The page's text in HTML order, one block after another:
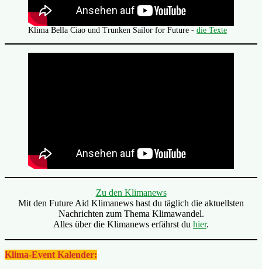
Klima Bella Ciao und Trunken Sailor for Future - die Texte
Zu den Klimanews
Mit den Future Aid Klimanews hast du täglich die aktuellsten
Nachrichten zum Thema Klimawandel.
Alles über die Klimanews erfährst du hier.
Klima-Event Kalender: